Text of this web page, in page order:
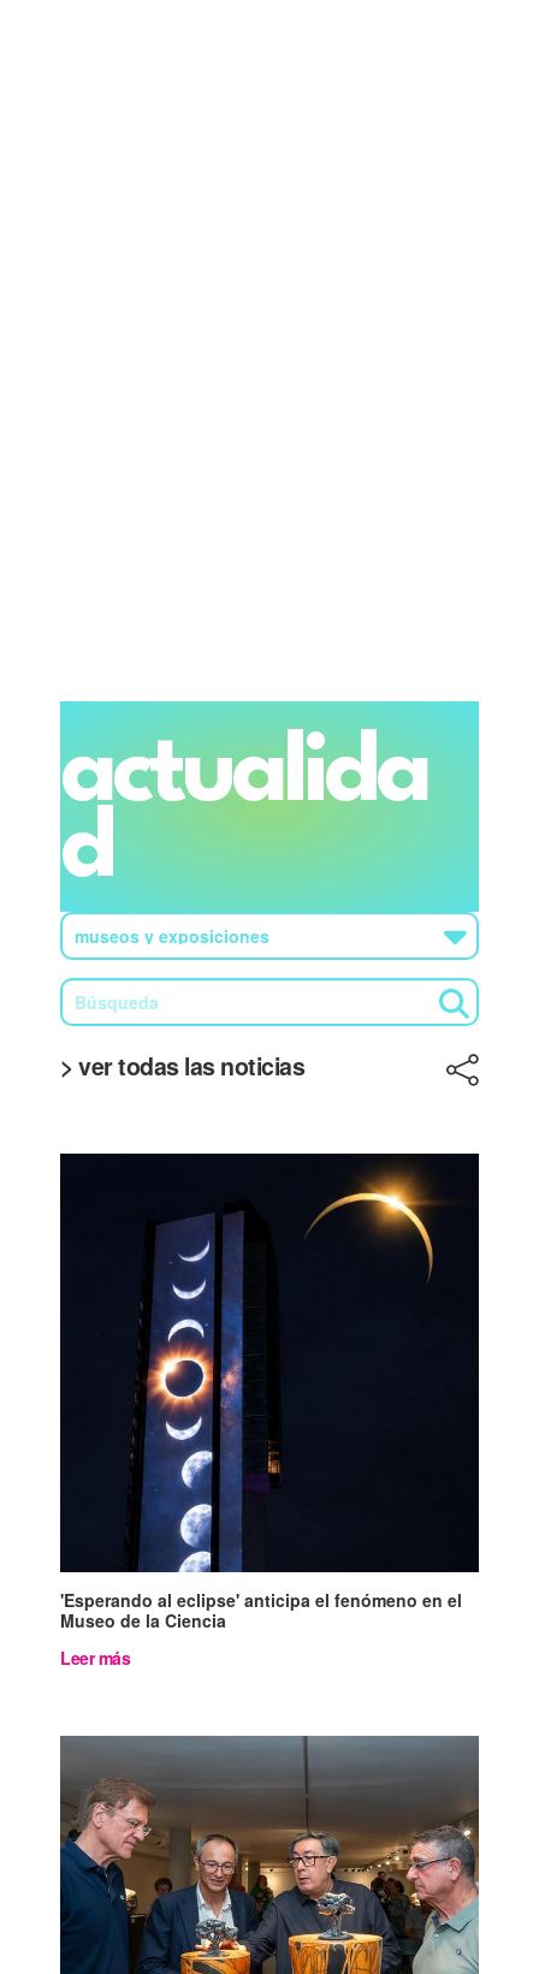
actualida
d
> ver todas las noticias
'Esperando al eclipse' anticipa el fenómeno en el
Museo de la Ciencia
Leer más